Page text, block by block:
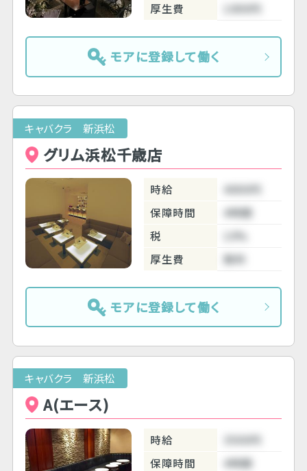
厚生費
1000円
モアに登録して働く
キャバクラ 新浜松
グリム浜松千歳店
時給
4000円
保障時間
4時間
税
10%
厚生費
無料
モアに登録して働く
キャバクラ 新浜松
A(エース)
時給
3500円
保障時間
4時間